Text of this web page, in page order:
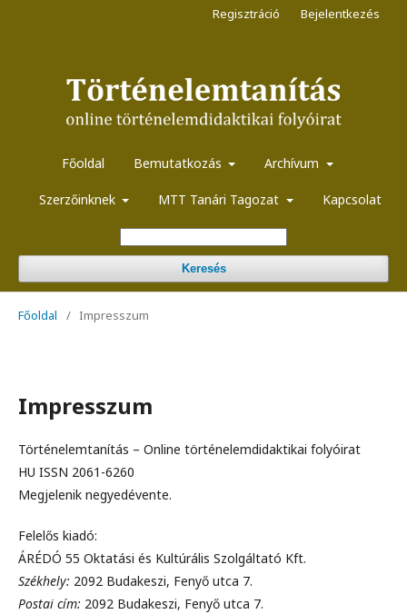
Főoldal Bemutatkozás Archívum
Szerzőinknek MTT Tanári Tagozat Kapcsolat
Keresés
Regisztráció Bejelentkezés
Főoldal / Impresszum
Impresszum
Történelemtanítás – Online történelemdidaktikai folyóirat
HU ISSN 2061-6260
Megjelenik negyedévente.
Felelős kiadó:
ÁRÉDÓ 55 Oktatási és Kultúrális Szolgáltató Kft.
Székhely: 2092 Budakeszi, Fenyő utca 7.
Postai cím: 2092 Budakeszi, Fenyő utca 7.